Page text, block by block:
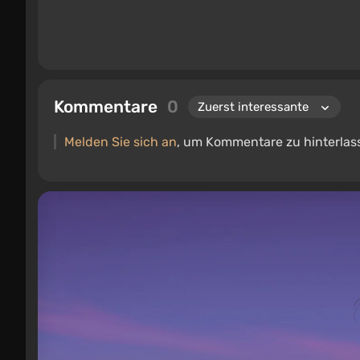
Kommentare 0
Melden Sie sich an, um Kommentare zu